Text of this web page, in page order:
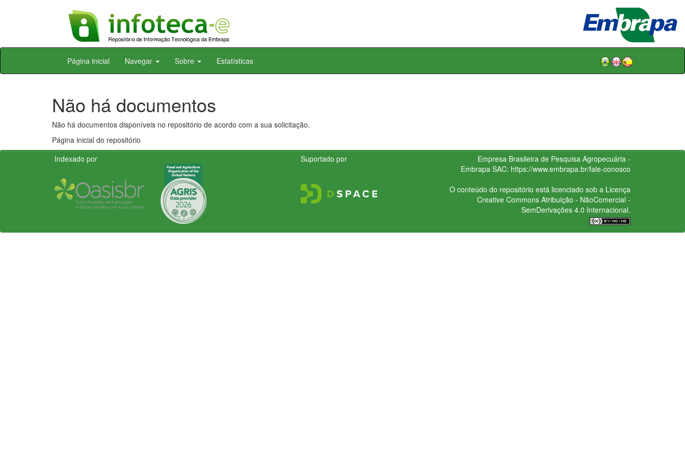
Skip
Página inicial Navegar Sobre Estatísticas
Não há documentos
Não há documentos disponíveis no repositório de acordo com a sua solicitação.
Página inicial do repositório
Indexado por
Suportado por
Empresa Brasileira de Pesquisa Agropecuária -
Embrapa SAC: https://www.embrapa.br/fale-conosco
O conteúdo do repositório está licenciado sob a Licença
Creative CommonsAtribuição - NãoComercial -
SemDerivações 4.0 Internacional.